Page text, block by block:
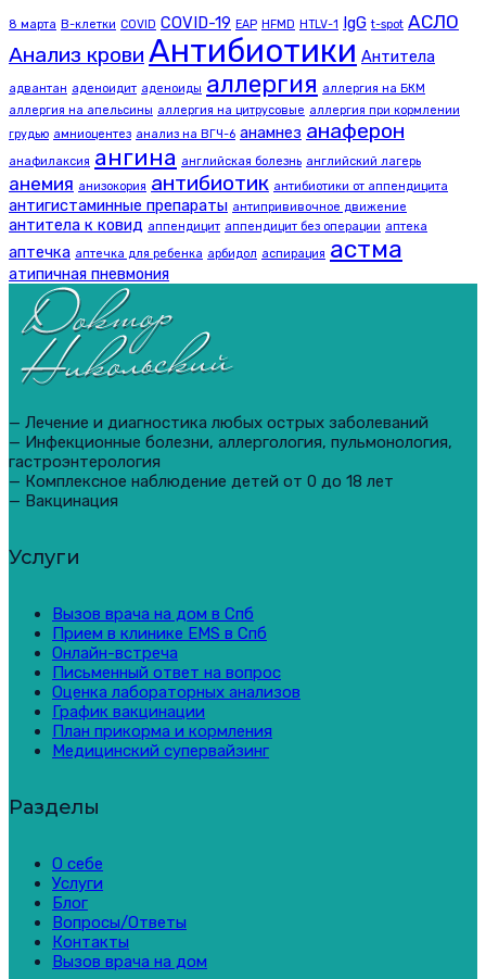
8 марта B-клетки COVID COVID-19 EAP HFMD HTLV-1 IgG t-spot АСЛО
Анализ крови Антибиотики Антитела
адвантан аденоидит аденоиды аллергия аллергия на БКМ
аллергия на апельсины аллергия на цитрусовые аллергия при кормлении
грудью амниоцентез анализ на ВГЧ-6 анамнез анаферон
анафилаксия ангина английская болезнь английский лагерь
анемия анизокория антибиотик антибиотики от аппендицита
антигистаминные препараты антипрививочное движение
антитела к ковид аппендицит аппендицит без операции аптека
аптечка аптечка для ребенка арбидол аспирация астма
атипичная пневмония
— Лечение и диагностика любых острых заболеваний
— Инфекционные болезни, аллергология, пульмонология,
гастроэнтерология
— Комплексное наблюдение детей от 0 до 18 лет
— Вакцинация
Услуги
Вызов врача на дом в Спб
Прием в клинике EMS в Спб
Онлайн-встреча
Письменный ответ на вопрос
Оценка лабораторных анализов
График вакцинации
План прикорма и кормления
Медицинский супервайзинг
Разделы
О себе
Услуги
Блог
Вопросы/Ответы
Контакты
Вызов врача на дом